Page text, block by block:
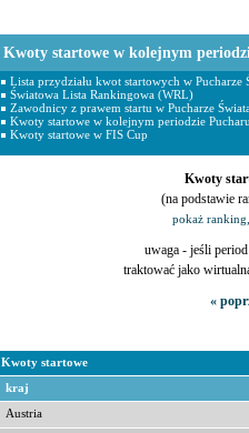
Kwoty
(na podstawie
pokaż
uwaga - jeśli period
traktować jako
«
Kwoty startowe
kraj
Austria
Kwoty startowe w kolejnym
Lista przydziału kwot startowych w Pucharze
Światowa Lista Rankingowa (WRL)
Zawodnicy z prawem startu w Pucharze
Kwoty startowe w kolejnym periodzie
Kwoty startowe w FIS Cup